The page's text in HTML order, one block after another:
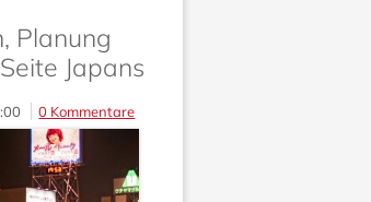
Planung
Japans
0 Kommentare